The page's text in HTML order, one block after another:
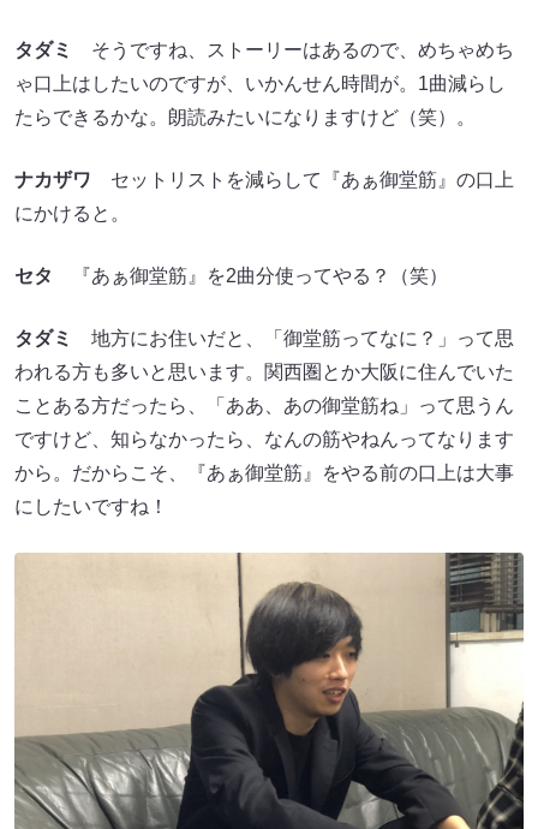
タダミ
そうですね、ストーリーはあるので、めちゃめち
ゃ口上はしたいのですが、いかんせん時間が。1曲減らし
たらできるかな。朗読みたいになりますけど（笑）。
ナカザワ セットリストを減らして『あぁ御堂筋』の口上
にかけると。
セタ 『あぁ御堂筋』を2曲分使ってやる？（笑）
タダミ
地方にお住いだと、「御堂筋ってなに？」って思
われる方も多いと思います。関西圏とか大阪に住んでいた
ことある方だったら、「ああ、あの御堂筋ね」って思うん
ですけど、知らなかったら、なんの筋やねんってなります
から。だからこそ、『あぁ御堂筋』をやる前の口上は大事
にしたいですね！